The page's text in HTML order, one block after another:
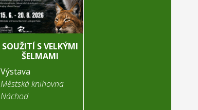
SOUŽITÍ S VELKÝMI
ŠELMAMI
Výstava
Městská knihovna
Náchod